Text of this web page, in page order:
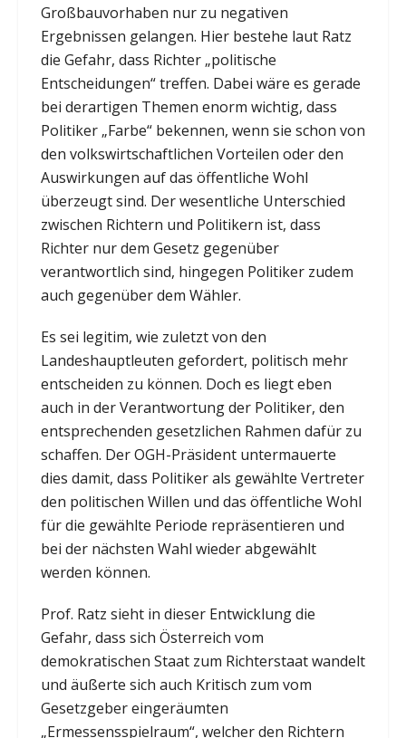
Großbauvorhaben nur zu negativen
Ergebnissen gelangen. Hier bestehe laut Ratz
die Gefahr, dass Richter „politische
Entscheidungen“ treffen. Dabei wäre es gerade
bei derartigen Themen enorm wichtig, dass
Politiker „Farbe“ bekennen, wenn sie schon von
den volkswirtschaftlichen Vorteilen oder den
Auswirkungen auf das öffentliche Wohl
überzeugt sind. Der wesentliche Unterschied
zwischen Richtern und Politikern ist, dass
Richter nur dem Gesetz gegenüber
verantwortlich sind, hingegen Politiker zudem
auch gegenüber dem Wähler.
Es sei legitim, wie zuletzt von den
Landeshauptleuten gefordert, politisch mehr
entscheiden zu können. Doch es liegt eben
auch in der Verantwortung der Politiker, den
entsprechenden gesetzlichen Rahmen dafür zu
schaffen. Der OGH-Präsident untermauerte
dies damit, dass Politiker als gewählte Vertreter
den politischen Willen und das öffentliche Wohl
für die gewählte Periode repräsentieren und
bei der nächsten Wahl wieder abgewählt
werden können.
Prof. Ratz sieht in dieser Entwicklung die
Gefahr, dass sich Österreich vom
demokratischen Staat zum Richterstaat wandelt
und äußerte sich auch Kritisch zum vom
Gesetzgeber eingeräumten
„Ermessensspielraum“, welcher den Richtern